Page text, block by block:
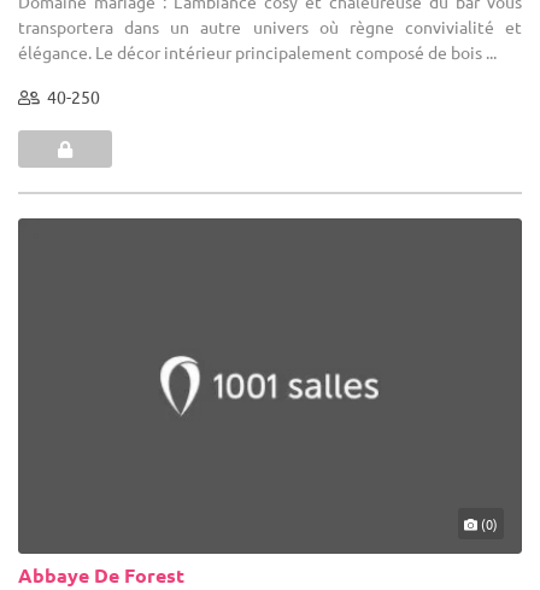
transportera dans un autre univers où règne convivialité et
élégance. Le décor intérieur principalement composé de bois ...
40-250
(0)
Abbaye De Forest